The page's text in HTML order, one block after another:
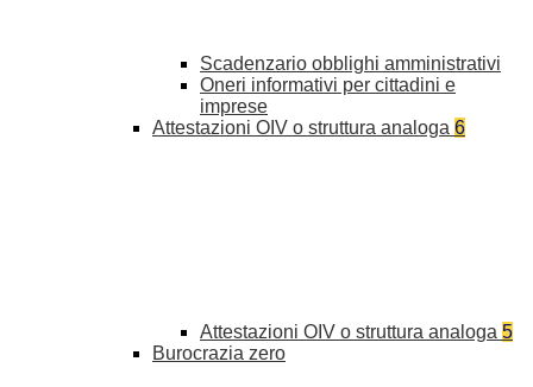
Scadenzario obblighi amministrativi
Oneri informativi per cittadini e
imprese
Attestazioni OIV o struttura analoga 6
Attestazioni OIV o struttura analoga 5
Burocrazia zero